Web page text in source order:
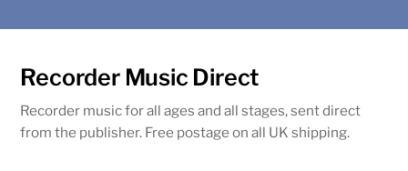
Recorder Music Direct
Recorder music for all ages and all stages, sent direct
from the publisher. Free postage on all UK shipping.